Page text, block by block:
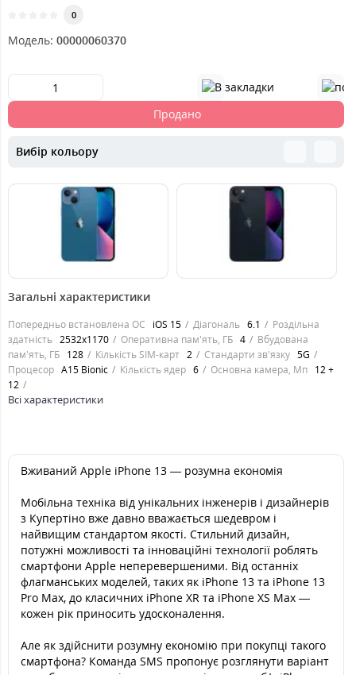
0
Модель: 00000060370
Продано
Вибір кольору
17399 грн.
Загальні характеристики
Попередньо встановлена ОС iOS 15 Діагональ 6.1
Роздільна
здатність 2532x1170 Оперативна пам'ять, ГБ 4
Вбудована
пам'ять, ГБ 128 Кількість SIM-карт 2 Стандарти зв'язку 5G
Процесор A15 Bionic Кількість ядер 6 Основна камера, Мп 12 +
12
Всі характеристики
Вживаний Apple iPhone 13 — розумна економія
Мобільна техніка від унікальних інженерів і дизайнерів
з Купертіно вже давно вважається шедевром і
найвищим стандартом якості. Стильний дизайн,
потужні можливості та інноваційні технології роблять
смартфони Apple неперевершеними. Від останніх
флагманських моделей, таких як iPhone 13 та iPhone 13
Pro Max, до класичних iPhone XR та iPhone XS Max —
кожен рік приносить удосконалення.
Але як здійснити розумну економію при покупці такого
смартфона? Команда SMS пропонує розглянути варіант